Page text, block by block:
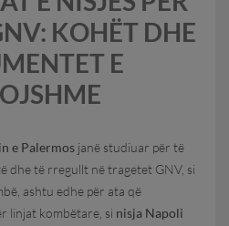
KOHËT DHE
E
e Palermos janë studiuar për të
dhe të rregullt në tragetet GNV, si
ashtu edhe për ata që
linjat kombëtare, si nisja Napoli